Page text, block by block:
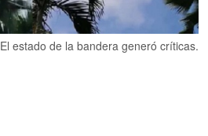
El estado de la bandera generó críticas.